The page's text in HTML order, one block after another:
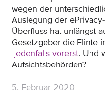
wegen der
Auslegung der
Überfluss hat unlängst
Gesetzgeber die Flinte
jedenfalls vorerst. Und
Aufsichtsbehörden?
5. Februar 2020